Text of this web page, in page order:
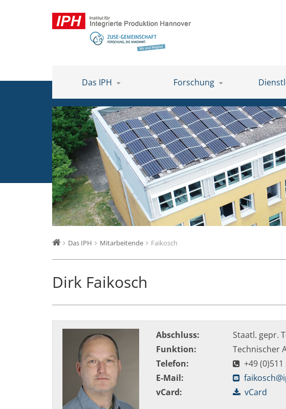
Das IPH Forschung
Das IPH Mitarbeitende Faikosch
Dirk Faikosch
Abschluss:
Staatl. gepr.
Funktion:
Technischer
Telefon:
+49
E-Mail:
vCard:
vCard